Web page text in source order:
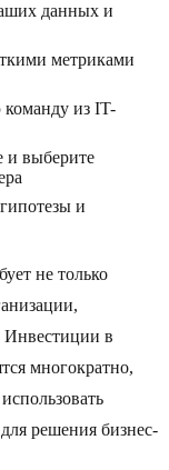
данных и
метриками
из IT-
и выберите
и
не только
Инвестиции в
многократно,
решения бизнес-